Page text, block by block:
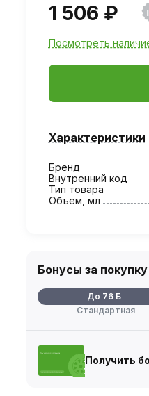
1 506 ₽
Посмотреть
Характеристики
Бренд
Внутренний код
Тип товара
Объем, мл
Бонусы за покупку
До 76 Б
Стандартная
Получить